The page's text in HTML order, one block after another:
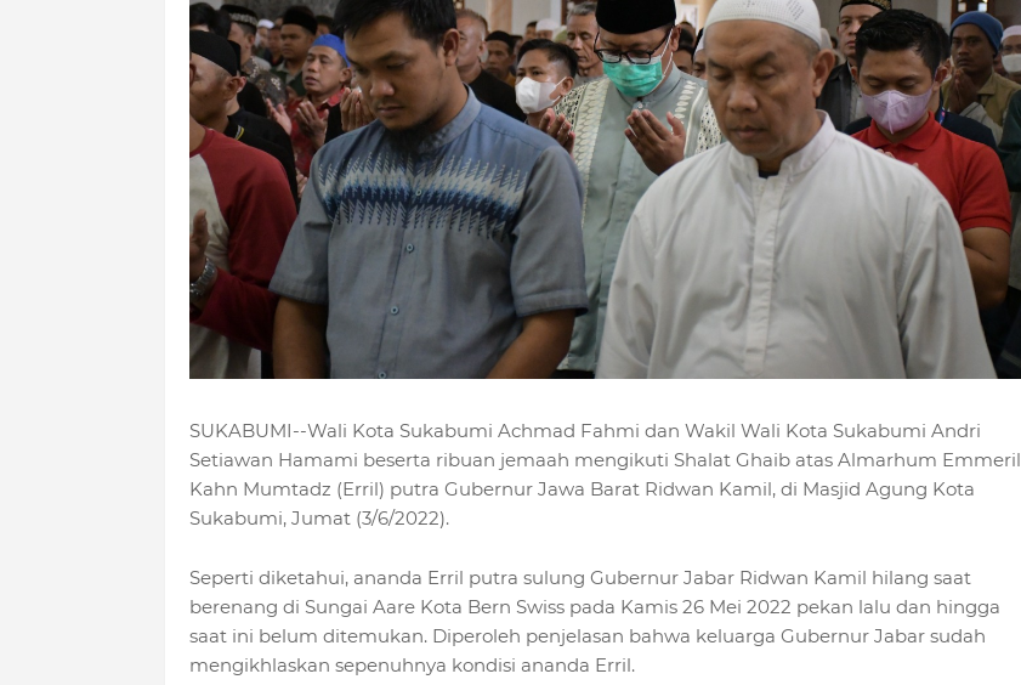
SUKABUMI--Wali Kota Sukabumi Achmad Fahmi dan Wakil Wali Kota Sukabumi Andri
Setiawan Hamami beserta ribuan jemaah mengikuti Shalat Ghaib atas Almarhum Emmeril
Kahn Mumtadz (Erril) putra Gubernur Jawa Barat Ridwan Kamil, di Masjid Agung Kota
Sukabumi, Jumat (3/6/2022).
Seperti diketahui, ananda Erril putra sulung Gubernur Jabar Ridwan Kamil hilang saat
berenang di Sungai Aare Kota Bern Swiss pada Kamis 26 Mei 2022 pekan lalu dan hingga
saat ini belum ditemukan. Diperoleh penjelasan bahwa keluarga Gubernur Jabar sudah
mengikhlaskan sepenuhnya kondisi ananda Erril.